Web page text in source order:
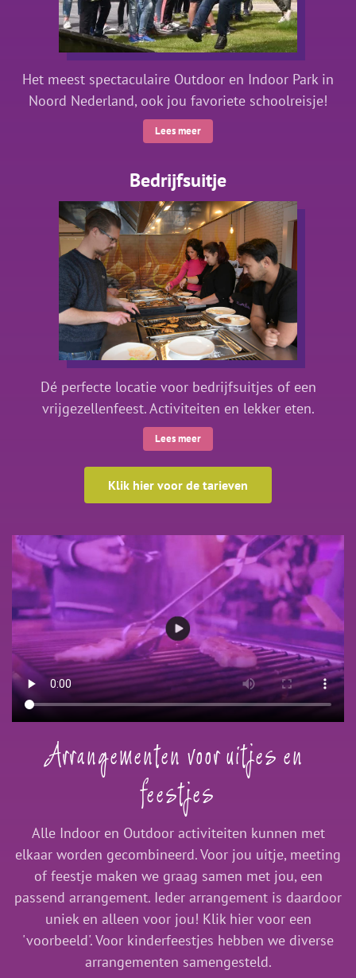
Het meest spectaculaire Outdoor en Indoor Park in
Noord Nederland, ook jou favoriete schoolreisje!
Lees meer
Bedrijfsuitje
Dé perfecte locatie voor bedrijfsuitjes of een
vrijgezellenfeest. Activiteiten en lekker eten.
Lees meer
Klik hier voor de tarieven
Arrangementen voor uitjes en
feestjes
Alle Indoor en Outdoor activiteiten kunnen met
elkaar worden gecombineerd. Voor jou uitje, meeting
of feestje maken we graag samen met jou, een
passend arrangement. Ieder arrangement is daardoor
uniek en alleen voor jou! Klik hier voor een
'voorbeeld'. Voor kinderfeestjes hebben we diverse
arrangementen samengesteld.